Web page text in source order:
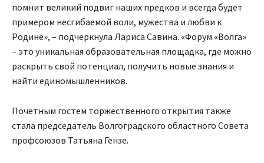
помнит великий подвиг наших предков и всегда будет
примером несгибаемой воли, мужества и любви к
Родине», – подчеркнула Лариса Савина. «Форум «Волга»
– это уникальная образовательная площадка, где можно
раскрыть свой потенциал, получить новые знания и
найти единомышленников.
Почетным гостем торжественного открытия также
стала председатель Волгоградского областного Совета
профсоюзов Татьяна Гензе.